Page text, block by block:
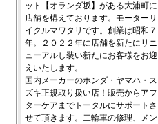
ット【オランダ坂】がある大浦町に
店舗を構えております。モーターサ
イクルマワタリです。創業は昭和７
年。２０２２年に店舗を新たにリニ
ューアルし装い新たにお客様をお迎
えいたします。
国内メーカーのホンダ・ヤマハ・ス
ズキ正規取り扱い店！販売からアフ
ターケアまでトータルにサポートさ
せて頂きます。二輪車の修理、メン